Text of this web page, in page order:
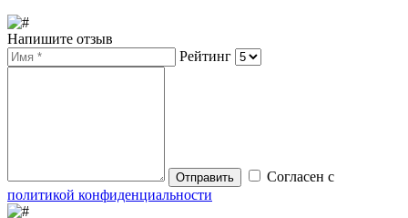
Напишите отзыв
Рейтинг
Отправить
Согласен с
политикой конфиденциальности